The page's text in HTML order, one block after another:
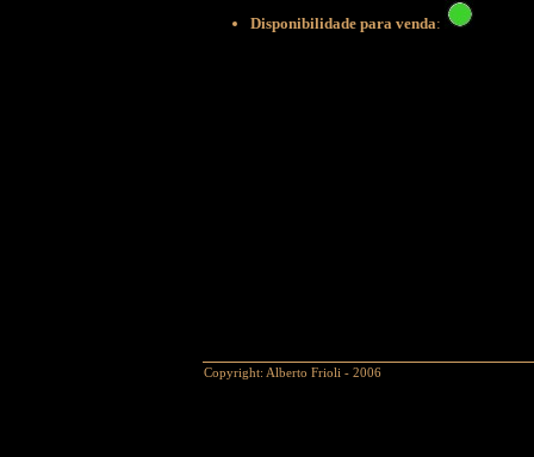
Disponibilidade para venda:
Copyright: Alberto Frioli - 2006